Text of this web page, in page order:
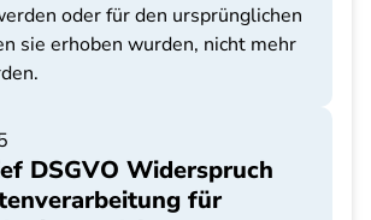
oder für den ursprünglichen
sie erhoben wurden, nicht mehr
DSGVO Widerspruch
für